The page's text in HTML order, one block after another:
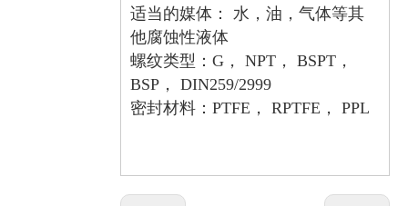
适当的媒体： 水，油，气体等其
他腐蚀性液体
螺纹类型：G， NPT， BSPT，
BSP， DIN259/2999
密封材料：PTFE， RPTFE， PPL